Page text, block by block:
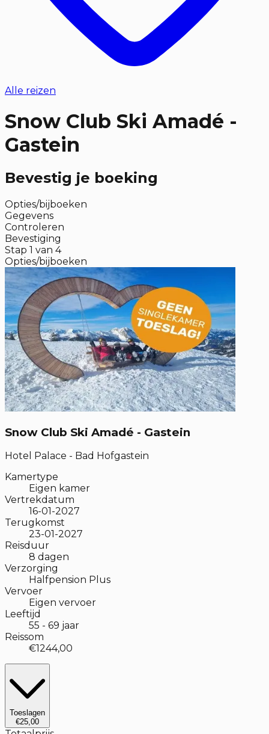
Alle reizen
Snow Club Ski Amadé -
Gastein
Bevestig je boeking
Opties/bijboeken
Gegevens
Controleren
Bevestiging
Stap 1 van 4
Opties/bijboeken
Snow Club Ski Amadé - Gastein
Hotel Palace - Bad Hofgastein
Kamertype
Eigen kamer
Vertrekdatum
16-01-2027
Terugkomst
23-01-2027
Reisduur
8 dagen
Verzorging
Halfpension Plus
Vervoer
Eigen vervoer
Leeftijd
55 - 69 jaar
Reissom
€1244,00
Toeslagen
€25,00